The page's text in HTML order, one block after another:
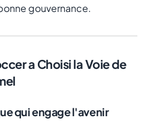
gouvernance.
a Choisi la Voie de
qui engage l'avenir